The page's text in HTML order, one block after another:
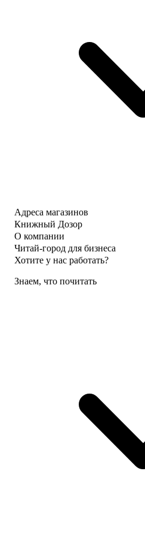
Адреса магазинов
Книжный Дозор
О компании
Читай-город для бизнеса
Хотите у нас работать?
Знаем, что почитать